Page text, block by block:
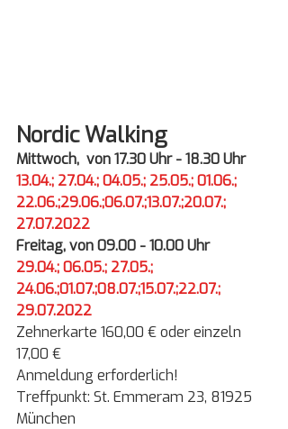
Nordic Walking
Mittwoch,  von 17.30 Uhr - 18.30 Uhr
13.04.; 27.04.; 04.05.; 25.05.; 01.06.;
22.06.;29.06.;06.07.;13.07.;20.07.;
27.07.2022
Freitag, von 09.00 - 10.00 Uhr
29.04.; 06.05.; 27.05.;
24.06.;01.07.;08.07.;15.07.;22.07.;
29.07.2022
Zehnerkarte 160,00 € oder einzeln
17,00 €
Anmeldung erforderlich!
Treffpunkt: St. Emmeram 23, 81925
München